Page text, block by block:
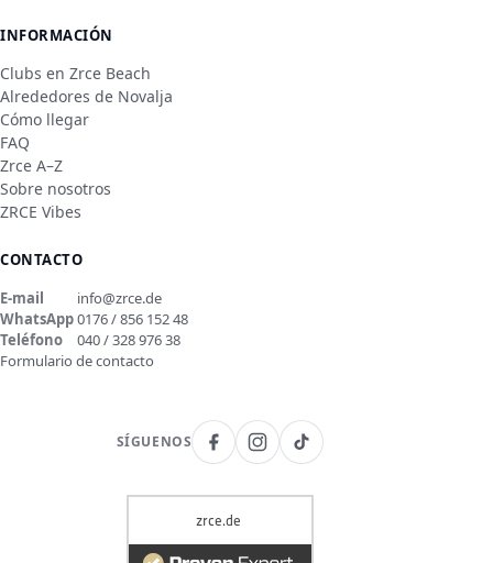
INFORMACIÓN
Clubs en Zrce Beach
Alrededores de Novalja
Cómo llegar
FAQ
Zrce A–Z
Sobre nosotros
ZRCE Vibes
CONTACTO
E-mail
info@zrce.de
WhatsApp0176 / 856 152 48
Teléfono
040 / 328 976 38
Formulario de contacto
SÍGUENOS